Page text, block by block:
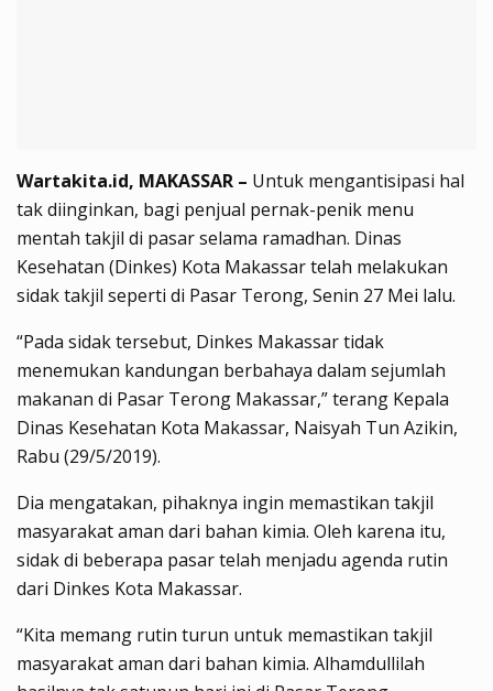
Wartakita.id, MAKASSAR – Untuk mengantisipasi hal
tak diinginkan, bagi penjual pernak-penik menu
mentah takjil di pasar selama ramadhan. Dinas
Kesehatan (Dinkes) Kota Makassar telah melakukan
sidak takjil seperti di Pasar Terong, Senin 27 Mei lalu.
“Pada sidak tersebut, Dinkes Makassar tidak
menemukan kandungan berbahaya dalam sejumlah
makanan di Pasar Terong Makassar,” terang Kepala
Dinas Kesehatan Kota Makassar, Naisyah Tun Azikin,
Rabu (29/5/2019).
Dia mengatakan, pihaknya ingin memastikan takjil
masyarakat aman dari bahan kimia. Oleh karena itu,
sidak di beberapa pasar telah menjadu agenda rutin
dari Dinkes Kota Makassar.
“Kita memang rutin turun untuk memastikan takjil
masyarakat aman dari bahan kimia. Alhamdullilah